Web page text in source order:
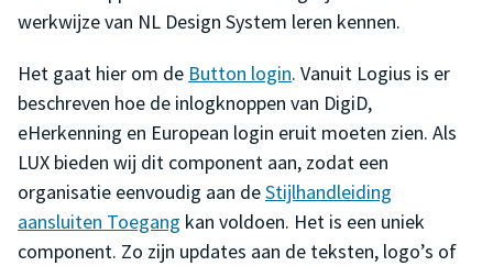
werkwijze van NL Design System leren kennen.
Het gaat hier om de Button login. Vanuit Logius is er
beschreven hoe de inlogknoppen van DigiD,
eHerkenning en European login eruit moeten zien. Als
LUX bieden wij dit component aan, zodat een
organisatie eenvoudig aan deStijlhandleiding
aansluiten Toegang kan voldoen. Het is een uniek
component. Zo zijn updates aan de teksten, logo’s of